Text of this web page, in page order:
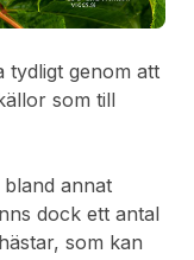
tydligt genom att
som till
annat
dock ett antal
som kan